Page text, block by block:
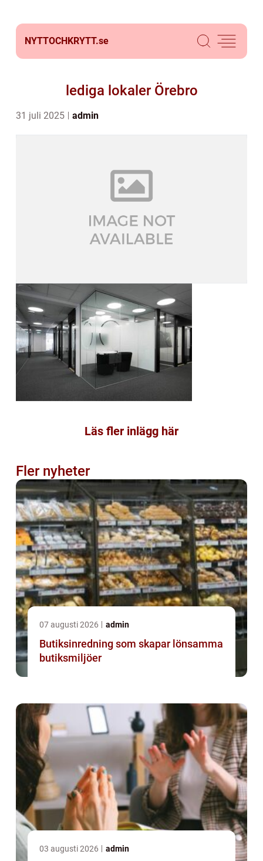
NYTTOCHKRYTT.se
lediga lokaler Örebro
31 juli 2025 admin
Läs fler inlägg här
Fler nyheter
07 augusti 2026 admin
Butiksinredning som skapar lönsamma
butiksmiljöer
03 augusti 2026 admin